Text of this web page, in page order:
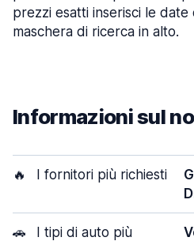
prezzi esatti inserisci le
maschera di ricerca in alto.
Informazioni sul
🔥 I fornitori più richiesti
🚗
I tipi di auto più